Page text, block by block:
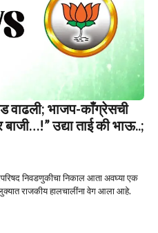
वाढली; भाजप-काँग्रेसची
उद्या ताई की भाऊ..;
निवडणुकीचा निकाल आता अवघ्या एक
राजकीय हालचालींना वेग आला आहे.